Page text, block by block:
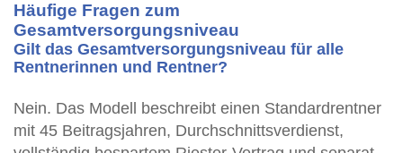
Häufige Fragen zum
Gesamtversorgungsniveau
Gilt das Gesamtversorgungsniveau für alle
Rentnerinnen und Rentner?
Nein. Das Modell beschreibt einen Standardrentner
mit 45 Beitragsjahren, Durchschnittsverdienst,